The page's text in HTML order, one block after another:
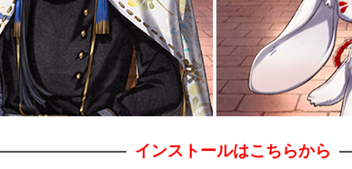
インストールはこちらから